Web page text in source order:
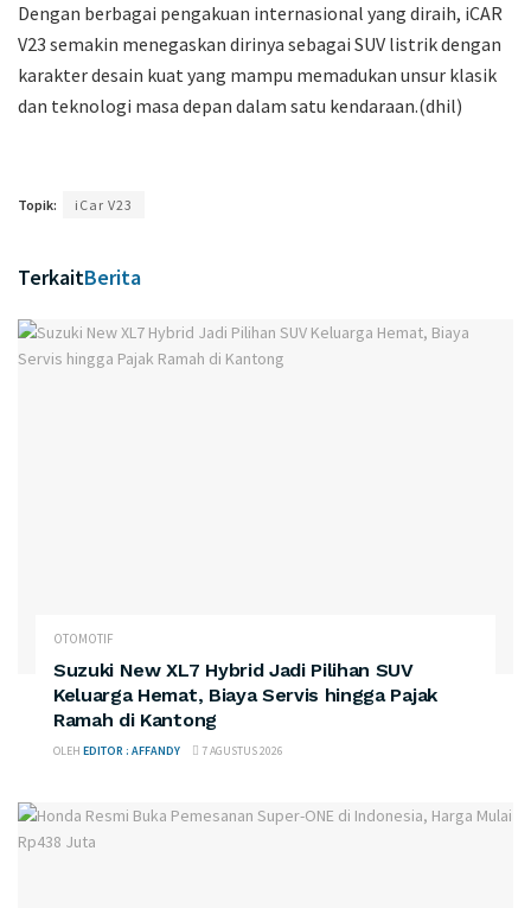
Dengan berbagai pengakuan internasional yang diraih, iCAR
V23 semakin menegaskan dirinya sebagai SUV listrik dengan
karakter desain kuat yang mampu memadukan unsur klasik
dan teknologi masa depan dalam satu kendaraan.(dhil)
Topik: iCar V23
TerkaitBerita
OTOMOTIF
Suzuki New XL7 Hybrid Jadi Pilihan SUV
Keluarga Hemat, Biaya Servis hingga Pajak
Ramah di Kantong
OLEH EDITOR : AFFANDY 7 AGUSTUS 2026